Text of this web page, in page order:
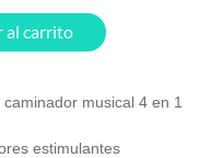
al carrito
musical 4 en 1
estimulantes